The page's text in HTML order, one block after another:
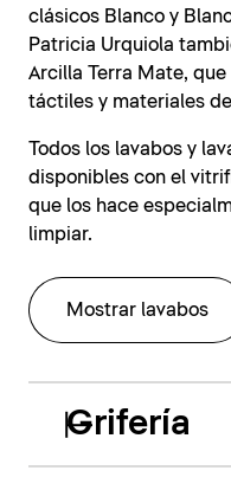
clásicos Blanco y
Patricia Urquiola
Arcilla Terra Mate,
táctiles y materiales
Todos los lavabos y
disponibles con el
que los hace
limpiar.
Mostrar lavabos
Grifería